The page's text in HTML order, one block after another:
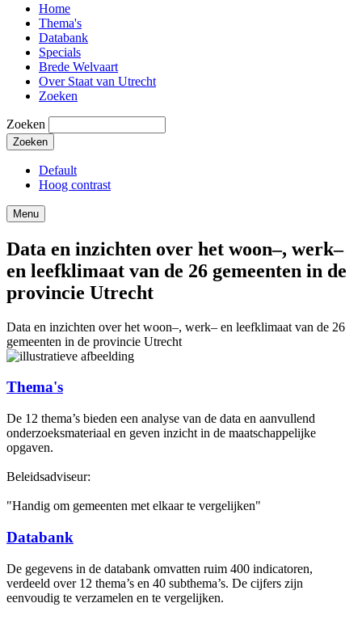
Home
Thema's
Databank
Specials
Brede Welvaart
Over Staat van Utrecht
Zoeken
Zoeken
Default
Hoog contrast
Menu
Data en inzichten over het woon–, werk–
en leefklimaat van de 26 gemeenten in de
provincie Utrecht
Data en inzichten over het woon–, werk– en leefklimaat van de 26
gemeenten in de provincie Utrecht
Thema's
De 12 thema’s bieden een analyse van de data en aanvullend
onderzoeksmateriaal en geven inzicht in de maatschappelijke
opgaven.
Beleidsadviseur:
"Handig om gemeenten met elkaar te vergelijken"
Databank
De gegevens in de databank omvatten ruim 400 indicatoren,
verdeeld over 12 thema’s en 40 subthema’s. De cijfers zijn
eenvoudig te verzamelen en te vergelijken.